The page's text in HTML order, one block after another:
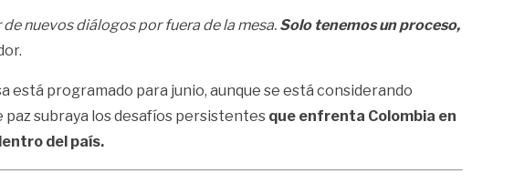
nuevos diálogos por fuera de la mesa. Solo tenemos un proceso,
está programado para junio, aunque se está considerando
subraya los desafíos persistentes que enfrenta Colombia en
del país.